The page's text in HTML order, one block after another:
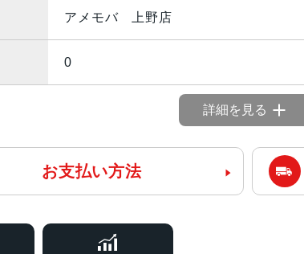
アメモバ 上野店
0
詳細を見る
お支払い方法